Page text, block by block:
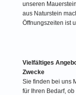
unseren
aus Naturstein
Öffnungszeiten ist
Vielfältiges
Zwecke
Sie finden bei uns
für Ihren Bedarf,